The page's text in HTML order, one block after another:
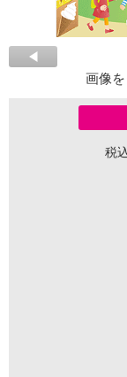
画像を
税